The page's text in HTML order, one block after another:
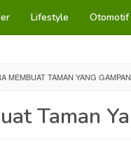
Lifestyle Otomotif
MEMBUAT TAMAN YANG
Taman